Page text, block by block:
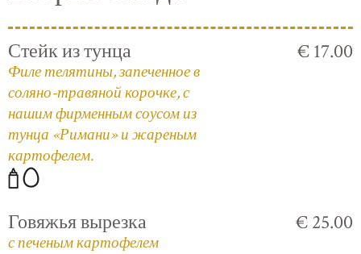
Стейк из тунца
Филе телятины, запеченное в
соляно-травяной корочке, с
нашим фирменным соусом из
тунца «Римани» и жареным
картофелем.
€ 17.00
Говяжья вырезка
с печеным картофелем
€ 25.00